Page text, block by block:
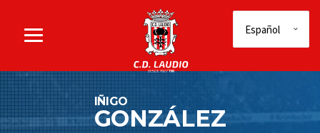
IÑIGO
GONZÁLEZ